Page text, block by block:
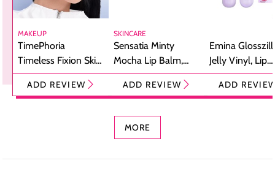
MAKEUP
TimePhoria
Timeless Fixion Skin
Tint Stick,
Foundation dan
ADD REVIEW
SKINCARE
Sensatia Minty
Mocha Lip Balm,
Pelembap Bibir
dengan Aroma
ADD REVIEW
Emina
Jelly Vinyl, Lip
Cream Glossy
Ringan
ADD
MORE